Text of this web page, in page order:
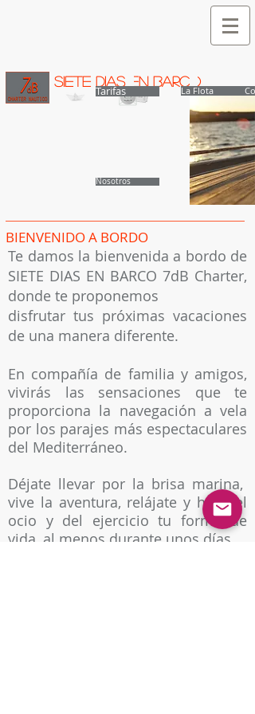
SIETE DIAS EN BARCO
La Flota
Tarifas
Nosotros
BIENVENIDO A BORDO
Te damos la bienvenida a bordo de
SIETE DIAS EN BARCO 7dB Charter,
donde te proponemos
disfrutar tus próximas vacaciones
de una manera diferente.
En compañía de familia y amigos,
vivirás las sensaciones que te
proporciona la navegación a vela
por los parajes más espectaculares
del Mediterráneo.
Déjate llevar por la brisa marina,
vive la aventura, relájate y haz del
ocio y del ejercicio tu forma de
vida, al menos durante unos días.